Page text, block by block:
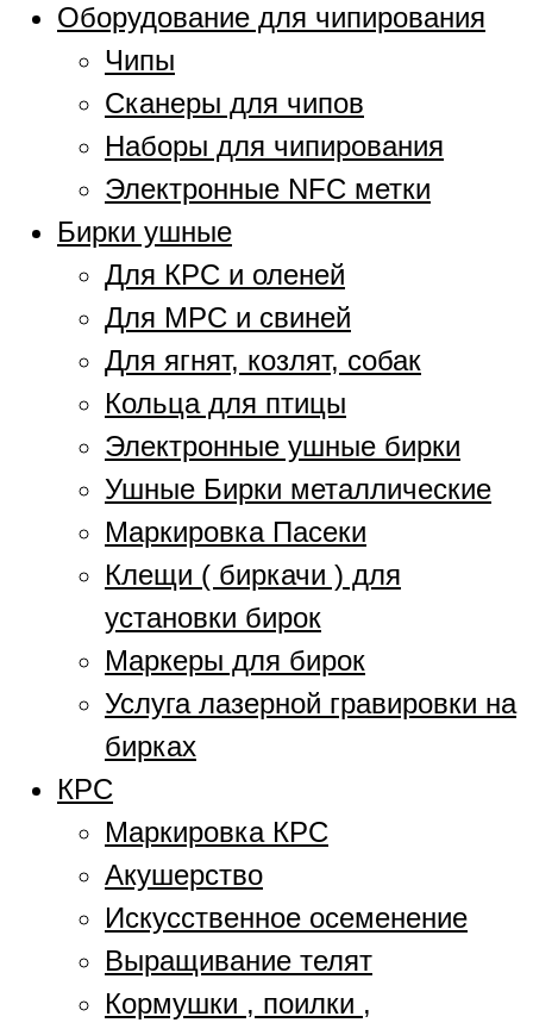
Оборудование для чипирования
Чипы
Сканеры для чипов
Наборы для чипирования
Электронные NFC метки
Бирки ушные
Для КРС и оленей
Для МРС и свиней
Для ягнят, козлят, собак
Кольца для птицы
Электронные ушные бирки
Ушные Бирки металлические
Маркировка Пасеки
Клещи ( биркачи ) для
установки бирок
Маркеры для бирок
Услуга лазерной гравировки на
бирках
КРС
Маркировка КРС
Акушерство
Искусственное осеменение
Выращивание телят
Кормушки , поилки ,